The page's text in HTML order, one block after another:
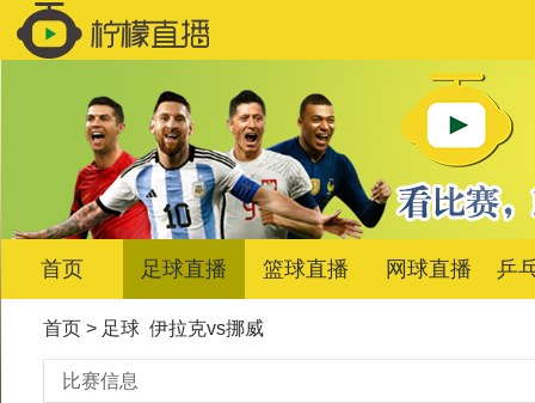
首页 足球直播 篮球直播 网球直播 乒
首页> 足球 伊拉克vs挪威
比赛信息